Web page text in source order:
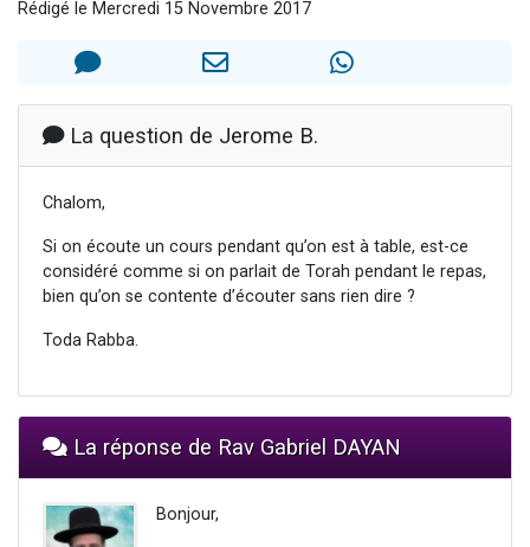
Il reste 49 places pour étudier en groupe sur Zoom
12 nouvelles musiques dans Torah-Box Music
2 personnes viennent de nous rejoindre sur WhatsApp
Rédigé le Mercredi 15 Novembre 2017
La question de Jerome B.
Chalom,
Si on écoute un cours pendant qu’on est à table, est-ce
considéré comme si on parlait de Torah pendant le repas,
bien qu’on se contente d’écouter sans rien dire ?
Toda Rabba.
La réponse de Rav Gabriel DAYAN
Bonjour,